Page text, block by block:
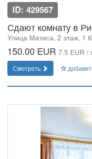
ID: 429567
Сдают комнату в
Улица Матиса, 2 этаж, 1
150.00 EUR 7.5 EUR /
Смотреть